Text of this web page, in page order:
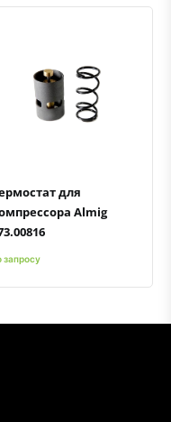
Быстрый просмотрДобавить к сравнению
Добавить в избранное
для
Almig
запросу